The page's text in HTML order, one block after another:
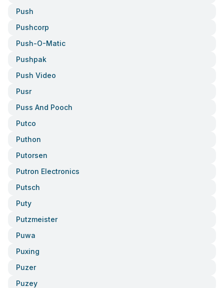
Push
Pushcorp
Push-O-Matic
Pushpak
Push Video
Pusr
Puss And Pooch
Putco
Puthon
Putorsen
Putron Electronics
Putsch
Puty
Putzmeister
Puwa
Puxing
Puzer
Puzey